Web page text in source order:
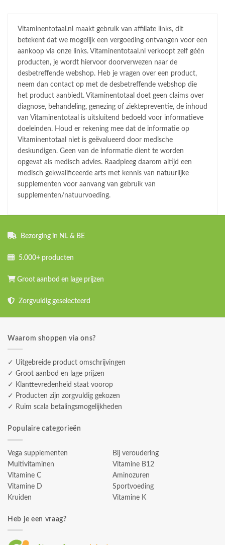
Vitaminentotaal.nl maakt gebruik van affiliate links, dit
betekent dat we mogelijk een vergoeding ontvangen voor een
aankoop via onze links. Vitaminentotaal.nl verkoopt zelf géén
producten, je wordt hiervoor doorverwezen naar de
desbetreffende webshop. Heb je vragen over een product,
neem dan contact op met de desbetreffende webshop die
het product aanbiedt. Vitaminentotaal doet geen claims over
diagnose, behandeling, genezing of ziektepreventie, de inhoud
van Vitaminentotaal is uitsluitend bedoeld voor informatieve
doeleinden. Houd er rekening mee dat de informatie op
Vitaminentotaal niet is geëvalueerd door medische
deskundigen. Geen van de informatie dient te worden
opgevat als medisch advies. Raadpleeg daarom altijd een
medisch gekwalificeerde arts met kennis van natuurlijke
supplementen voor aanvang van gebruik van
supplementen/natuurvoeding.
Bezorging in NL & BE
5.000+ producten
Groot aanbod en lage prijzen
Zorgvuldig geselecteerd
Waarom shoppen via ons?
✓ Uitgebreide product omschrijvingen
✓ Groot aanbod en lage prijzen
✓ Klanttevredenheid staat voorop
✓ Producten zijn zorgvuldig gekozen
✓ Ruim scala betalingsmogelijkheden
Populaire categorieën
Vega supplementen
Multivitaminen
Vitamine C
Vitamine D
Kruiden
Bij veroudering
Vitamine B12
Aminozuren
Sportvoeding
Vitamine K
Heb je een vraag?